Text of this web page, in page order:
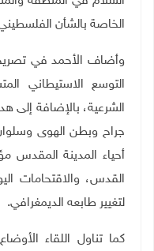
الخاصة بالشأن
وأضاف الأحمد في تصريح
التوسع الاستيطاني
الشرعية، بالإضافة إلى
جراح وبطن الهوى
أحياء المدينة المقدس
القدس، والاقتحامات
لتغيير طابعه الديمغرافي.
كما تناول اللقاء